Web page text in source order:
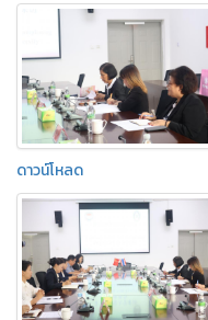
ดาวน์โหลด